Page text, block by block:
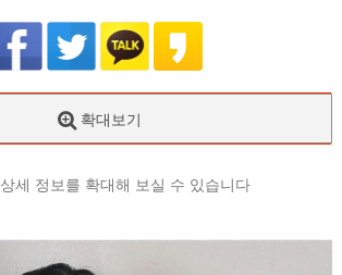
확대보기
상세 정보를 확대해 보실 수 있습니다